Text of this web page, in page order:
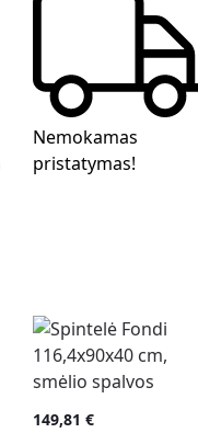
Nemokamas
pristatymas!
149,81€